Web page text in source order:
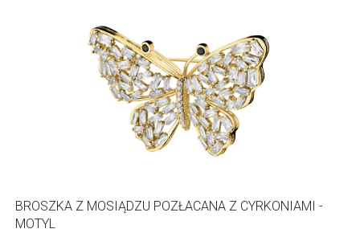
BROSZKA Z MOSIĄDZU POZŁACANA Z CYRKONIAMI -
MOTYL